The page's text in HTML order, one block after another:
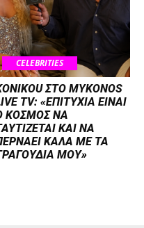
CELEBRITIES
ΣΤΟ MYKONOS
TV: «ΕΠΙΤΥΧΙΑ ΕΙΝΑΙ
ΚΟΣΜΟΣ ΝΑ
KAI ΝΑ
ΚΑΛΑ ΜΕ ΤΑ
ΜΟΥ»